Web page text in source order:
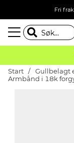
Fri
Start Gullbelagt
Armbånd i 18k